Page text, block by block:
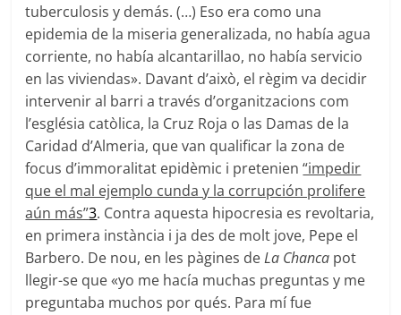
tuberculosis y demás. (…) Eso era como una
epidemia de la miseria generalizada, no había agua
corriente, no había alcantarillao, no había servicio
en las viviendas». Davant d’això, el règim va decidir
intervenir al barri a través d’organitzacions com
l’església catòlica, la Cruz Roja o las Damas de la
Caridad d’Almeria, que van qualificar la zona de
focus d’immoralitat epidèmic i pretenien“impedir
que el mal ejemplo cunda y la corrupción prolifere
aún más”3. Contra aquesta hipocresia es revoltaria,
en primera instància i ja des de molt jove, Pepe el
Barbero. De nou, en les pàgines deLa Chanca pot
llegir-se que «yo me hacía muchas preguntas y me
preguntaba muchos por qués. Para mí fue